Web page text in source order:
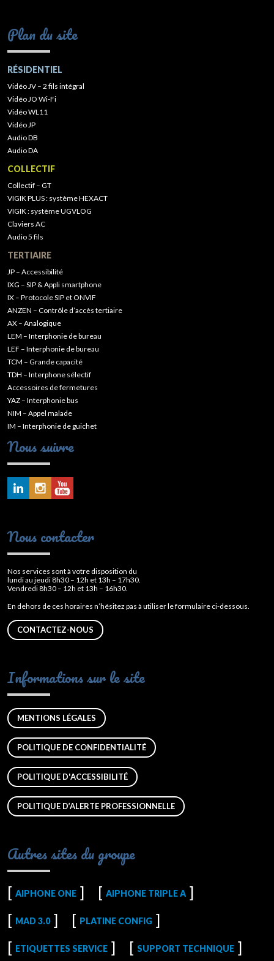
Plan du site
RÉSIDENTIEL
Vidéo JV – 2 fils intégral
Vidéo JO Wi-Fi
Vidéo WL11
Vidéo JP
Audio DB
Audio DA
COLLECTIF
Collectif – GT
VIGIK PLUS : système HEXACT
VIGIK : système UGVLOG
Claviers AC
Audio 5 fils
TERTIAIRE
JP – Accessibilité
IXG – SIP & Appli smartphone
IX – Protocole SIP et ONVIF
ANZEN – Contrôle d’accès tertiaire
AX – Analogique
LEM – Interphonie de bureau
LEF – Interphonie de bureau
TCM – Grande capacité
TDH – Interphone sélectif
Accessoires de fermetures
YAZ – Interphonie bus
NIM – Appel malade
IM – Interphonie de guichet
Nous suivre
Nous contacter
Nos services sont à votre disposition du
lundi au jeudi 8h30 – 12h et 13h – 17h30.
Vendredi 8h30 – 12h et 13h – 16h30.
En dehors de ces horaires n’hésitez pas à utiliser le formulaire ci-dessous.
CONTACTEZ-NOUS
Informations sur le site
MENTIONS LÉGALES
POLITIQUE DE CONFIDENTIALITÉ
POLITIQUE D'ACCESSIBILITÉ
POLITIQUE D’ALERTE PROFESSIONNELLE
Autres sites du groupe
AIPHONE ONE AIPHONE TRIPLE A
MAD 3.0 PLATINE CONFIG
ETIQUETTES SERVICE SUPPORT TECHNIQUE